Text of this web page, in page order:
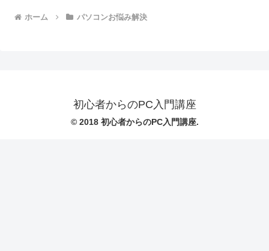
ホーム パソコンお悩み解決
初心者からのPC入門講座
© 2018 初心者からのPC入門講座.